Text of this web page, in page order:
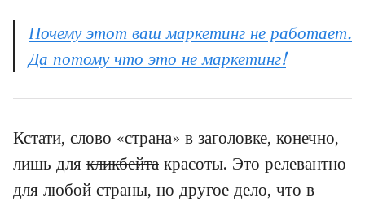
Почему этот ваш маркетинг не работает.
Да потому что это не маркетинг!
Кстати, слово «страна» в заголовке, конечно,
лишь для кликбейта красоты. Это релевантно
для любой страны, но другое дело, что в